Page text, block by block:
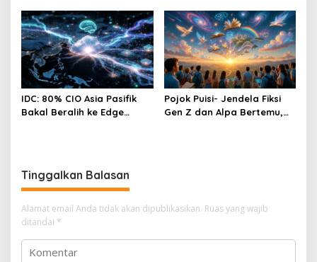
28%! Ini Daftar Saham
Paling Cuan & Volume
Tertinggi 31 Juli 2026
Melonjak 3%, Saham DEWA
Pimpin Transaksi Rp300
Miliar
IDC: 80% CIO Asia Pasifik
Bakal Beralih ke Edge
Pojok Puisi- Jendela Fiksi
Gen Z dan Alpa Bertemu,
Tinggalkan Balasan
Alamat email Anda tidak akan dipublikasikan. Ruas yang wajib
ditandai *